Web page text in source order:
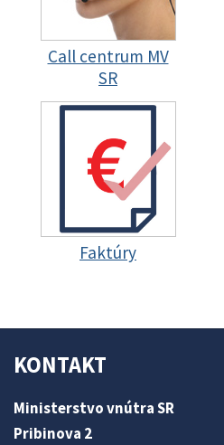
Call centrum MV
SR
Faktúry
KONTAKT
Ministerstvo vnútra SR
Pribinova 2